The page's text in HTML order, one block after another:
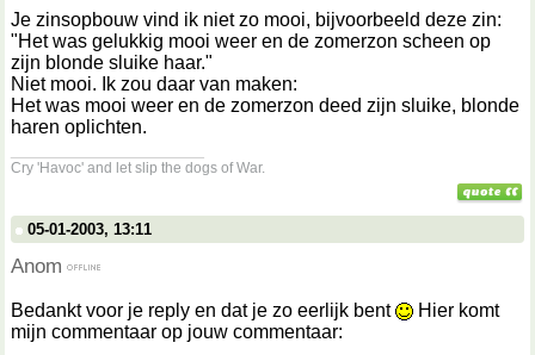
Je zinsopbouw vind ik niet zo mooi, bijvoorbeeld deze zin:
"Het was gelukkig mooi weer en de zomerzon scheen op
zijn blonde sluike haar."
Niet mooi. Ik zou daar van maken:
Het was mooi weer en de zomerzon deed zijn sluike, blonde
haren oplichten.
Cry 'Havoc' and let slip the dogs of War.
05-01-2003, 13:11
Anom
Bedankt voor je reply en dat je zo eerlijk bent
Hier komt
mijn commentaar op jouw commentaar: